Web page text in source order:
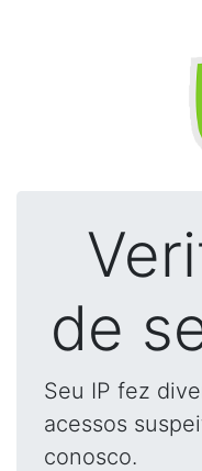
de
Seu IP fez
acessos
conosco.